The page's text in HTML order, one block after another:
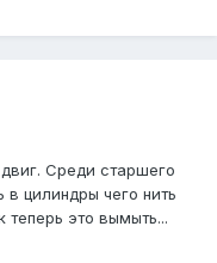
Среди старшего
цилиндры чего нить
теперь это вымыть...